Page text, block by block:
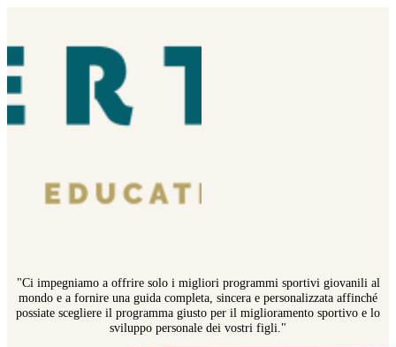
"Ci impegniamo a offrire solo i migliori programmi sportivi giovanili al
mondo e a fornire una guida completa, sincera e personalizzata affinché
possiate scegliere il programma giusto per il miglioramento sportivo e lo
sviluppo personale dei vostri figli."